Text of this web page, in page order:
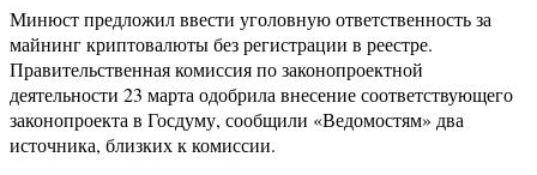
Минюст предложил ввести уголовную ответственность за
майнинг криптовалюты без регистрации в реестре.
Правительственная комиссия по законопроектной
деятельности 23 марта одобрила внесение соответствующего
законопроекта в Госдуму, сообщили «Ведомостям» два
источника, близких к комиссии.